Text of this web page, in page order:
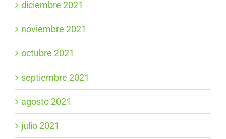
diciembre 2021
noviembre 2021
octubre 2021
septiembre 2021
agosto 2021
julio 2021